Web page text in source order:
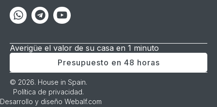
Whatsapp
Telegram
Youtube
Averigüe el valor de su casa en 1 minuto
Presupuesto en 48 horas
© 2026. House in Spain.
Política de privacidad.
Desarrollo y diseño Webalf.com